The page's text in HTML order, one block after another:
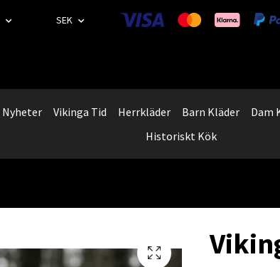
SEK
Nyheter Vikinga Tid Herrkläder Barn Kläder Dam
Historiskt Kök